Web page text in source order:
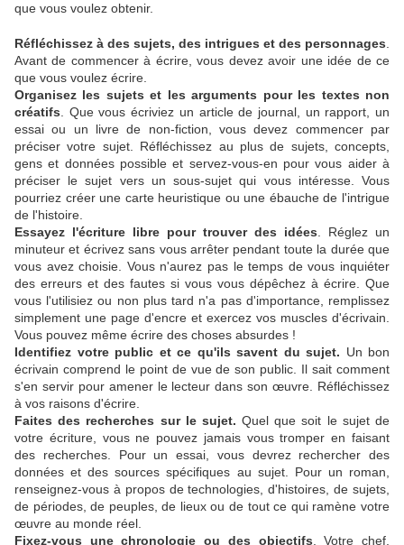
que vous voulez obtenir.​​​​​​
Réfléchissez à des sujets, des intrigues et des personnages
Avant de commencer à écrire, vous devez avoir une idée de ce
que vous voulez écrire.
Organisez les sujets et les arguments pour les textes non
créatifs . Que vous écriviez un article de journal, un rapport, un
essai ou un livre de non-fiction, vous devez commencer par
préciser votre sujet. Réfléchissez au plus de sujets, concepts,
gens et données possible et servez-vous-en pour vous aider à
préciser le sujet vers un sous-sujet qui vous intéresse. Vous
pourriez créer une carte heuristique ou une ébauche de l'intrigue
de l'histoire.
Essayez l'écriture libre pour trouver des idées . Réglez un
minuteur et écrivez sans vous arrêter pendant toute la durée que
vous avez choisie. Vous n'aurez pas le temps de vous inquiéter
des erreurs et des fautes si vous vous dépêchez à écrire. Que
vous l'utilisiez ou non plus tard n'a pas d'importance, remplissez
simplement une page d'encre et exercez vos muscles d'écrivain.
Vous pouvez même écrire des choses absurdes !
Identifiez votre public et ce qu'ils savent du sujet. Un bon
écrivain comprend le point de vue de son public. Il sait comment
s'en servir pour amener le lecteur dans son œuvre. Réfléchissez
à vos raisons d'écrire.
Faites des recherches sur le sujet.Quel que soit le sujet de
votre écriture, vous ne pouvez jamais vous tromper en faisant
des recherches. Pour un essai, vous devrez rechercher des
données et des sources spécifiques au sujet. Pour un roman,
renseignez-vous à propos de technologies, d'histoires, de sujets,
de périodes, de peuples, de lieux ou de tout ce qui ramène votre
œuvre au monde réel.
Fixez-vous une chronologie ou des objectifs . Votre chef,